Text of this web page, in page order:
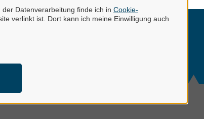
Datenverarbeitung finde ich in Cookie-
verlinkt ist. Dort kann ich meine Einwilligung auch